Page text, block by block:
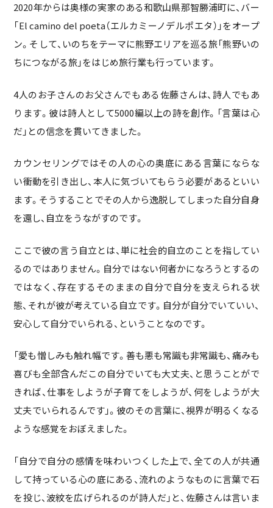
2020年からは奥様の実家のある和歌山県那智勝浦町に、バー
「El camino del poeta（エルカミーノデルポエタ）」をオープ
ン。そして、いのちをテーマに熊野エリアを巡る旅「熊野いの
ちにつながる旅」をはじめ旅行業も行っています。
4人のお子さんのお父さんでもある佐藤さんは、詩人でもあ
ります。彼は詩人として5000編以上の詩を創作。「言葉は心
だ」との信念を貫いてきました。
カウンセリングではその人の心の奥底にある言葉にならな
い衝動を引き出し、本人に気づいてもらう必要があるといい
ます。そうすることでその人から逸脱してしまった自分自身
を還し、自立をうながすのです。
ここで彼の言う自立とは、単に社会的自立のことを指してい
るのではありません。自分ではない何者かになろうとするの
ではなく、存在するそのままの自分で自分を支えられる状
態、それが彼が考えている自立です。自分が自分でいていい、
安心して自分でいられる、ということなのです。
「愛も憎しみも触れ幅です。善も悪も常識も非常識も、痛みも
喜びも全部含んだこの自分でいても大丈夫、と思うことがで
きれば、仕事をしようが子育てをしようが、何をしようが大
丈夫でいられるんです」。彼のその言葉に、視界が明るくなる
ような感覚をおぼえました。
「自分で自分の感情を味わいつくした上で、全ての人が共通
して持っている心の底にある、流れのようなものに言葉で石
を投じ、波紋を広げられるのが詩人だ」と、佐藤さんは言いま